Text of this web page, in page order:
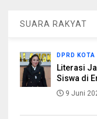
SUARA RAKYAT
DPRD KOTA
Literasi
Siswa di
9 Juni